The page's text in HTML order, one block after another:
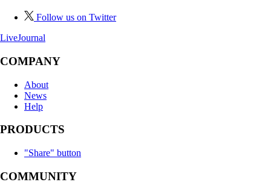
Follow us on Twitter
LiveJournal
COMPANY
About
News
Help
PRODUCTS
"Share" button
COMMUNITY